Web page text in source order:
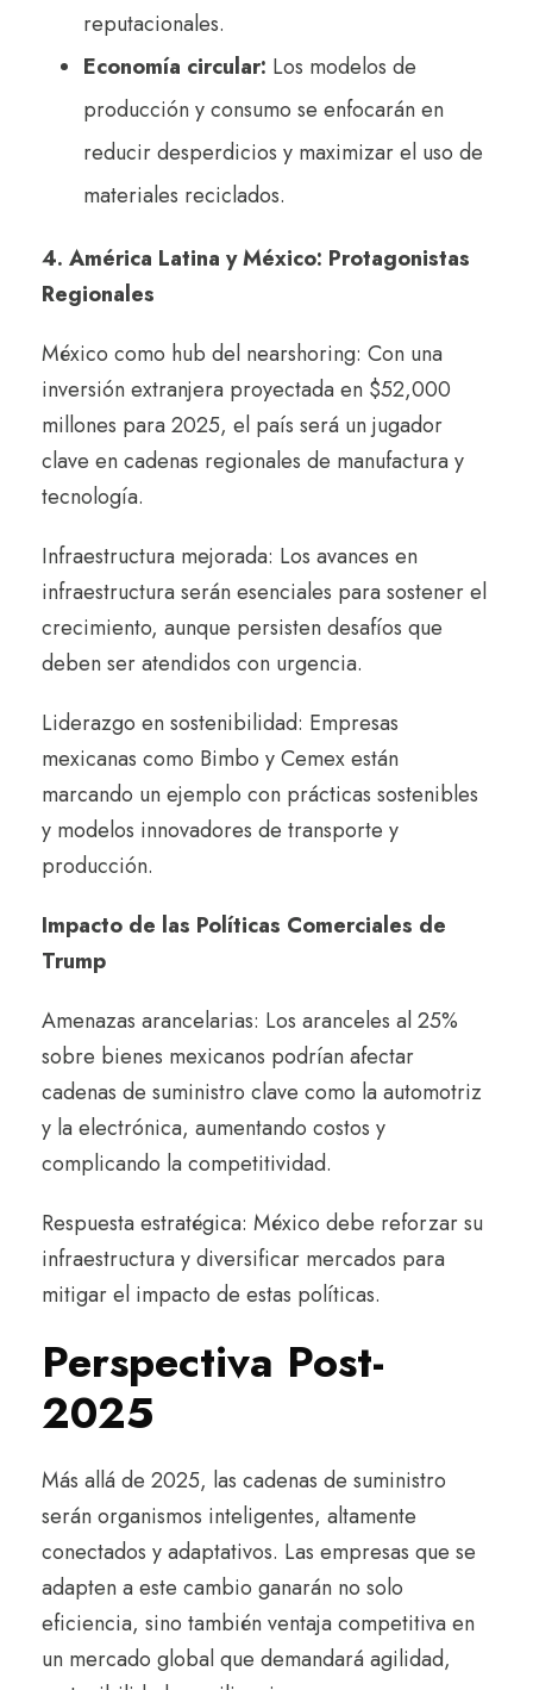
reputacionales.
Economía circular: Los modelos de
producción y consumo se enfocarán en
reducir desperdicios y maximizar el uso de
materiales reciclados.
4. América Latina y México: Protagonistas
Regionales
México como hub del nearshoring: Con una
inversión extranjera proyectada en $52,000
millones para 2025, el país será un jugador
clave en cadenas regionales de manufactura y
tecnología.
Infraestructura mejorada: Los avances en
infraestructura serán esenciales para sostener el
crecimiento, aunque persisten desafíos que
deben ser atendidos con urgencia.
Liderazgo en sostenibilidad: Empresas
mexicanas como Bimbo y Cemex están
marcando un ejemplo con prácticas sostenibles
y modelos innovadores de transporte y
producción.
Impacto de las Políticas Comerciales de
Trump
Amenazas arancelarias: Los aranceles al 25%
sobre bienes mexicanos podrían afectar
cadenas de suministro clave como la automotriz
y la electrónica, aumentando costos y
complicando la competitividad.
Respuesta estratégica: México debe reforzar su
infraestructura y diversificar mercados para
mitigar el impacto de estas políticas.
Perspectiva Post-
2025
Más allá de 2025, las cadenas de suministro
serán organismos inteligentes, altamente
conectados y adaptativos. Las empresas que se
adapten a este cambio ganarán no solo
eficiencia, sino también ventaja competitiva en
un mercado global que demandará agilidad,